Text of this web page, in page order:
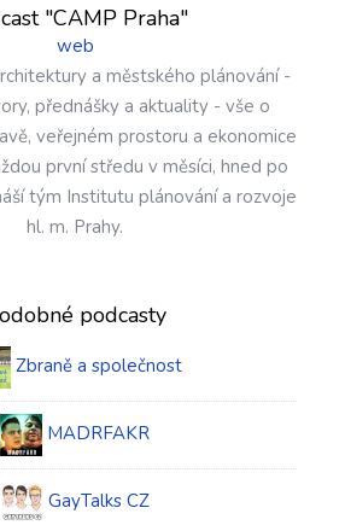
"CAMP Praha"
web
a městského plánování -
přednášky a aktuality - vše o
veřejném prostoru a ekonomice
první středu v měsíci, hned po
tým Institutu plánování a rozvoje
hl. m. Prahy.
podcasty
Zbraně a společnost
MADRFAKR
GayTalks CZ